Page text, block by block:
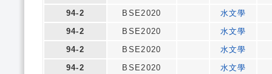
94-2
BSE2020
水文學
94-2
BSE2020
水文學
94-2
BSE2020
水文學
94-2
BSE2020
水文學